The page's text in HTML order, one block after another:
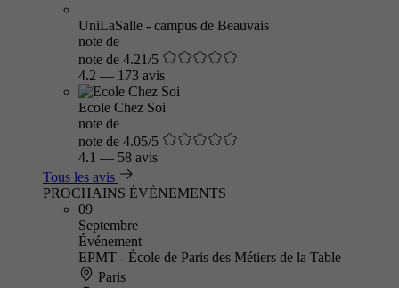
UniLaSalle - campus de Beauvais
note de
note de 4.21/5
4.2 — 173 avis
Ecole Chez Soi
note de
note de 4.05/5
4.1 — 58 avis
Tous les avis
PROCHAINS ÉVÈNEMENTS
09
Septembre
Événement
EPMT - École de Paris des Métiers de la Table
Paris